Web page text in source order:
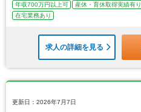
年収700万円以上可 産休・育休取得実績有り
在宅業務あり
求人の詳細を見る
更新日：2026年7月7日